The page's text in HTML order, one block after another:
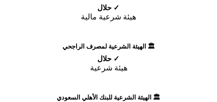
✓ حلال
هيئة شرعية مالية
🏛️ الهيئة الشرعية لمصرف الراجحي
✓ حلال
هيئة شرعية
🏛️ الهيئة الشرعية للبنك الأهلي السعودي